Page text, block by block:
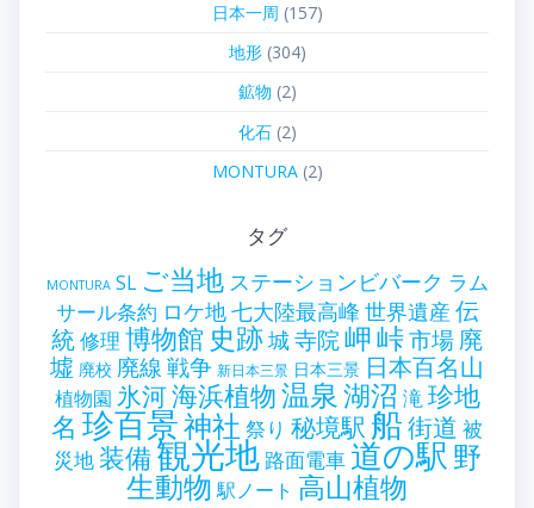
日本一周 (157)
地形(304)
鉱物 (2)
化石(2)
MONTURA(2)
タグ
MONTURA SL ご当地 ステーションビバーク ラム
サール条約 ロケ地七大陸最高峰 世界遺産 伝
統修理 博物館 史跡城寺院岬峠市場廃
墟 廃校 廃線戦争 新日本三景 日本三景 日本百名山
植物園 氷河海浜植物温泉湖沼 滝珍地
名 珍百景神社 祭り 秘境駅 船街道 被
災地装備観光地 路面電車道の駅野
生動物 駅ノート 高山植物